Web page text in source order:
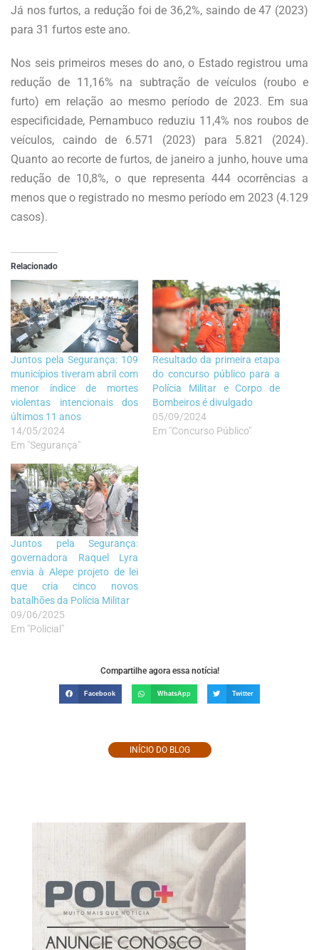
Já nos furtos, a redução foi de 36,2%, saindo de 47 (2023)
para 31 furtos este ano.
Nos seis primeiros meses do ano, o Estado registrou uma
redução de 11,16% na subtração de veículos (roubo e
furto) em relação ao mesmo período de 2023. Em sua
especificidade, Pernambuco reduziu 11,4% nos roubos de
veículos, caindo de 6.571 (2023) para 5.821 (2024).
Quanto ao recorte de furtos, de janeiro a junho, houve uma
redução de 10,8%, o que representa 444 ocorrências a
menos que o registrado no mesmo período em 2023 (4.129
casos).
Relacionado
Juntos pela Segurança: 109
municípios tiveram abril com
menor índice de mortes
violentas intencionais dos
últimos 11 anos
14/05/2024
Em "Segurança"
Resultado da primeira etapa
do concurso público para a
Polícia Militar e Corpo de
Bombeiros é divulgado
05/09/2024
Em "Concurso Público"
Juntos pela Segurança:
governadora Raquel Lyra
envia à Alepe projeto de lei
que cria cinco novos
batalhões da Polícia Militar
09/06/2025
Em "Policial"
Compartilhe agora essa notícia!
Facebook WhatsApp Twitter
INÍCIO DO BLOG